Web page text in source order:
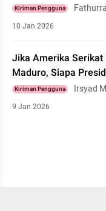
Kiriman Pengguna
10 Jan 2026
Jika Amerika
Maduro, Siapa
Kiriman Pengguna Irsyad
9 Jan 2026